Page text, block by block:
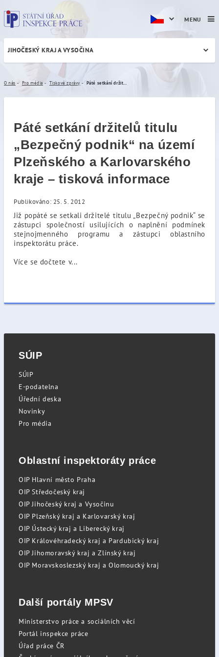
Páté setkání držitelů titulu
JIHOČESKÝ KRAJ A VYSOČINA
O nás Pro média Tiskové zprávy
Páté setkání držitelů titulu
„Bezpečný podnik“ na území
Plzeňského a Karlovarského
kraje – tisková informace
Publikováno: 25. 5. 2012
Již popáté se setkali držitelé titulu „Bezpečný podnik“ se
zástupci společností usilujících o naplnění podmínek
stejnojmenného programu a zástupci oblastního
inspektorátu práce.
Více se dočtete v...
MENU
SÚIP
SÚIP
E-podatelna
Úřední deska
Novinky
Pro média
Oblastní inspektoráty práce
OIP Hlavní město Praha
OIP Středočeský kraj
OIP Jihočeský kraj a Vysočinu
OIP Plzeňský kraj a Karlovarský kraj
OIP Ústecký kraj a Liberecký kraj
OIP Královéhradecký kraj a Pardubický kraj
OIP Jihomoravský kraj a Zlínský kraj
OIP Moravskoslezský kraj a Olomoucký kraj
Další portály MPSV
Ministerstvo práce a sociálních věcí
Portál inspekce práce
Úřad práce ČR